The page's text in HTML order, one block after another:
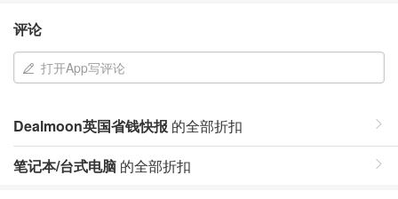
评论
打开App写评论
Dealmoon英国省钱快报 的全部折扣
笔记本/台式电脑 的全部折扣